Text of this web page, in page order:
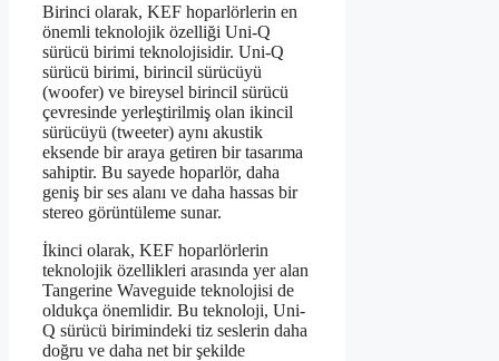
Birinci olarak, KEF hoparlörlerin en
önemli teknolojik özelliği Uni-Q
sürücü birimi teknolojisidir. Uni-Q
sürücü birimi, birincil sürücüyü
(woofer) ve bireysel birincil sürücü
çevresinde yerleştirilmiş olan ikincil
sürücüyü (tweeter) aynı akustik
eksende bir araya getiren bir tasarıma
sahiptir. Bu sayede hoparlör, daha
geniş bir ses alanı ve daha hassas bir
stereo görüntüleme sunar.
İkinci olarak, KEF hoparlörlerin
teknolojik özellikleri arasında yer alan
Tangerine Waveguide teknolojisi de
oldukça önemlidir. Bu teknoloji, Uni-
Q sürücü birimindeki tiz seslerin daha
doğru ve daha net bir şekilde